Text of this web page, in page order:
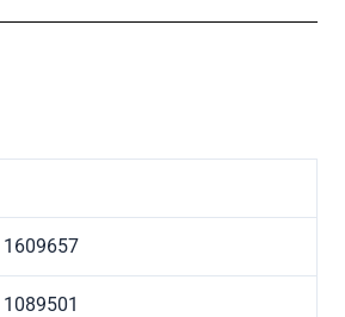
1609657
1089501